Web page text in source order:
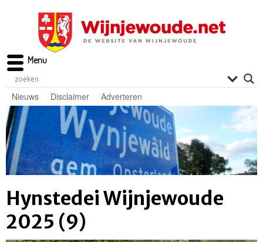
Nieuws Disclaimer Adverteren
Hynstedei Wijnjewoude
2025 (9)
Menu